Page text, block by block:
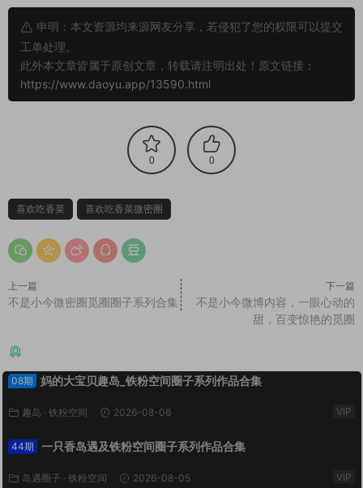
申明：本文资源均来源网友分享，若侵犯了您的权限可以提交
工单处理。
此外本文章皆属于原创文章，转载请注明出处！原文链接：
https://www.daoyu.app/13590.html
0 0
喜欢吃香菜 喜欢吃香菜微密圈
上一篇
不是小今微密圈觅圈圈子系列合集
下一篇
不是小今微博内容，一眼心动的
甜，百变惊艳的觅圈
08期 妈的大宝贝趣岛_铁粉空间圈子系列作品合集
趣岛 · 铁粉空间 2026-08-06 VIP
44期 一只香岛遇及铁粉空间圈子系列作品合集
岛遇圈子 · 铁粉空间 2026-08-05 VIP